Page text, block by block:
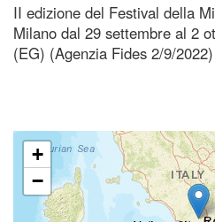
II edizione del Festival della
Milano dal 29 settembre al 2
(EG) (Agenzia Fides 2/9/2022)
+
−